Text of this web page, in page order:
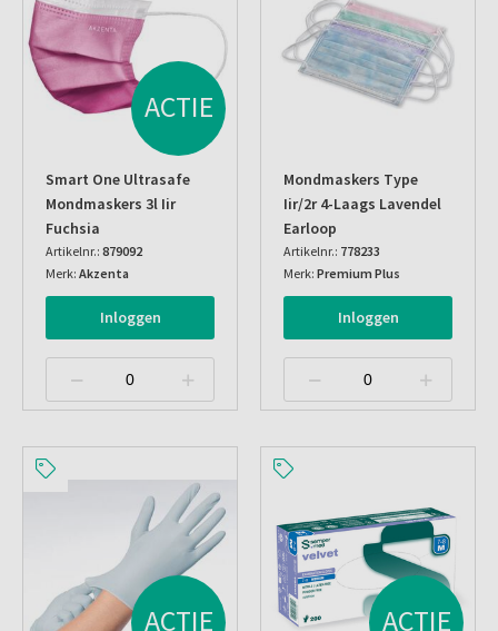
ACTIE
Smart One Ultrasafe
Mondmaskers 3l Iir
Fuchsia
Artikelnr.: 879092
Merk: Akzenta
Inloggen
Mondmaskers Type
Iir/2r 4-Laags Lavendel
Earloop
Artikelnr.: 778233
Merk: Premium Plus
Inloggen
ACTIE ACTIE